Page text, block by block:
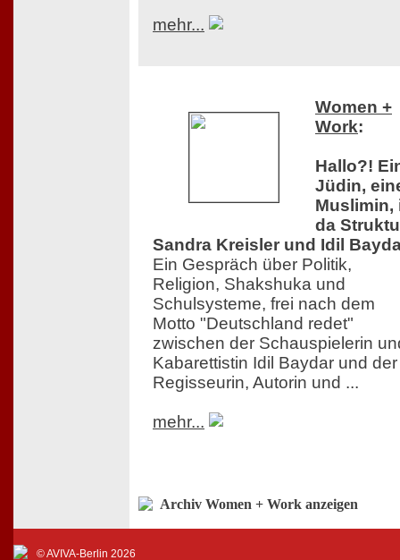
mehr...
Women +
Work:
Hallo?!
Jüdin,
Muslimin,
da
Sandra Kreisler und Idil
Ein Gespräch über Politik,
Religion, Shakshuka und
Schulsysteme, frei nach dem
Motto "Deutschland redet"
zwischen der Schauspielerin
Kabarettistin Idil Baydar und der
Regisseurin, Autorin und ...
mehr...
Archiv Women + Work anzeigen
© AVIVA-Berlin 2026